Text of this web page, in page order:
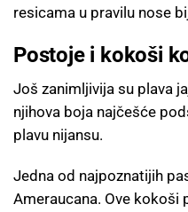
resicama u pravilu nose
Postoje i kokoši
Još zanimljivija su plava
njihova boja najčešće
plavu nijansu.
Jedna od najpoznatijih
Ameraucana. Ove kokoši